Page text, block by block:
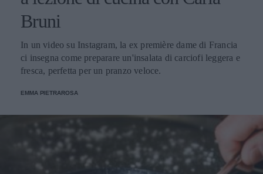
Bruni
In un video su Instagram, la ex première dame di Francia
ci insegna come preparare un'insalata di carciofi leggera e
fresca, perfetta per un pranzo veloce.
EMMA PIETRAROSA